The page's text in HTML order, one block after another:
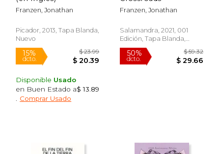
Franzen, Jonathan
Picador, 2013, Tapa Blanda,
Nuevo
Disponible Usado
en Buen Estado a$ 13.89
Comprar Usado
Franzen, Jonathan
Salamandra, 2021, 001
Edición, Tapa Blanda,
Nuevo